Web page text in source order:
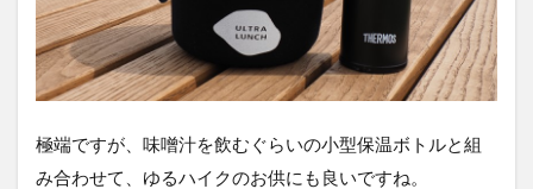
極端ですが、味噌汁を飲むぐらいの小型保温ボトルと組
み合わせて、ゆるハイクのお供にも良いですね。